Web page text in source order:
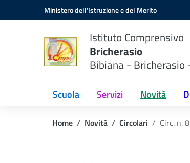
Vai ai contenuti
Vai al menu di navigazioneMinistero dell'Istruzione e del Merito
Istituto Comprensivo
Bricherasio
Bibiana - Bricherasio
Scuola Servizi Novità
Home Novità Circolari Circ. n.